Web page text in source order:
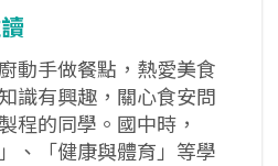
動手做餐點，熱愛美食
識有興趣，關心食安問
程的同學。國中時，
、「健康與體育」等學